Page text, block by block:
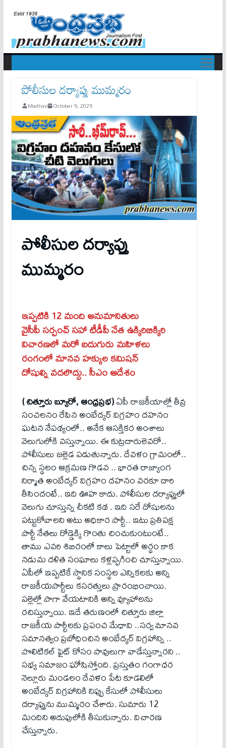
పోలీసుల దర్యాప్తు ముమ్మరం
Madhav October 5, 2025
పోలీసుల దర్యాప్తు
ముమ్మరం
ఇప్పటికి 12 మంది అనుమానితులు
వైసీపీ సర్పంచ్ సహా టీడీపీ నేత ఉక్కిరిబిక్కిరి
విచారణలో మరో ఐదుగురు మహిళలు
రంగంలో మానవ హక్కుల కమిషన్
దోషుల్ని వదలొద్దు.. సీఎం ఆదేశం
( చిత్తూరు బ్యూరో, ఆంధ్రప్రభ)ఏపీ రాజకీయాల్లో తీవ్ర
సంచలనం రేపిన అంబేద్కర్ విగ్రహం దహనం
ఘటన నేపథ్యంలో.. అనేక ఆసక్తికర అంశాలు
వెలుగులోకి వస్తున్నాయి. ఈ కుట్రదారులెవరో..
పోలీసులు జల్లెడ పడుతున్నారు. దేవళం గ్రామంలో..
చిన్న స్థలం ఆక్రమణ గొడవ .. భారత రాజ్యాంగ
నిర్మాత అంబేద్కర్ విగ్రహం దహనం వరకూ దారి
తీసిందంటే.. ఇది ఊహ కాదు. పోలీసుల దర్యాప్తులో
వెలుగు చూస్తున్న చీకటి కథ . ఇది సరే దోషులను
పట్టుకోవాలని అటు అధికార పార్టీ.. ఇటు ప్రతిపక్ష
పార్టీ నేతలు రోడ్డెక్కి గొంతు చించుకుంటుంటే..
తాము ఎవరి శిబిరంలో కాలు పెట్టాలో అర్థం కాక
నడుమ దళిత సంఘాలు కళ్లప్పగించి చూస్తున్నాయి.
ఏపీలో ఇప్పటికే స్థానిక సంస్థల ఎన్నికలకు అన్ని
రాజకీయపార్టీలు కసరత్తులు ప్రారంభించాయి.
పల్లెల్లో పాగా వేయటానికి అన్ని వ్యూహాలను
రచిస్తున్నాయి. ఇదే తరుణంలో చిత్తూరు జిల్లా
రాజకీయ పార్టీలకు ప్రపంచ మేధావి ..సర్వ మానవ
సమానత్వం ప్రబోధించిన అంబేద్కర్ విగ్రహాన్ని ..
పొలిటికల్ ఫైట్ కోసం పావులుగా వాడేస్తున్నారని ..
సభ్య సమాజం ఘోషిస్తోంది. ప్రస్తుతం గంగాధర
నెల్లూరు మండలం దేవళం పేట కూడలిలో
అంబేద్కర్ విగ్రహానికి నిప్పు కేసులో పోలీసులు
దర్యాప్తును ముమ్మరం చేశారు. సుమారు 12
మందిని అదుపులోకి తీసుకున్నారు. విచారణ
చేస్తున్నారు.